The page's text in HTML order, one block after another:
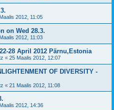
2012, 11:05
on Wed 28.3.
2012, 11:03
28 April 2012 Pärnu,Estonia
« 25 Maalis 2012, 12:07
OF DIVERSITY -
« 21 Maalis 2012, 11:08
2012, 14:36